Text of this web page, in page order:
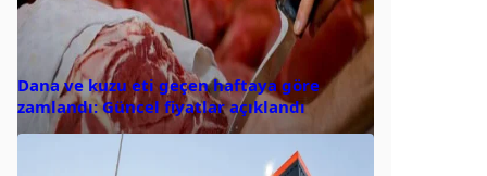
Dana ve kuzu eti geçen haftaya göre
zamlandı: Güncel fiyatlar açıklandı